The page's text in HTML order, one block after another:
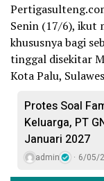
Senin (17/6), ikut
khususnya bagi
tinggal disekitar
Kota Palu,
Protes Soal
Keluarga, PT
Januari 2027
admin 6/05/